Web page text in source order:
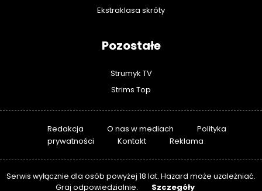
Ekstraklasa skróty
Pozostałe
Strumyk TV
Strims Top
Redakcja O nas w mediach
Polityka
prywatności
Kontakt Reklama
Serwis wyłącznie dla osób powyżej 18 lat. Hazard może uzależniać.
Graj odpowiedzialnie.
Szczegóły